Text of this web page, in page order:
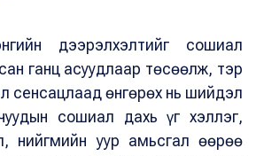
дээрэлхэлтийг сошиал
ганц асуудлаар төсөөлж, тэр
сенсацлаад өнгөрөх нь шийдэл
сошиал дахь үг хэллэг,
нийгмийн уур амьсгал өөрөө